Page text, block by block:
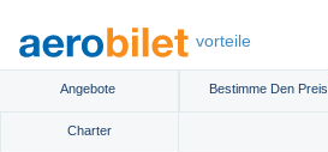
vorteile
Angebote Bestimme Den Preis
Charter